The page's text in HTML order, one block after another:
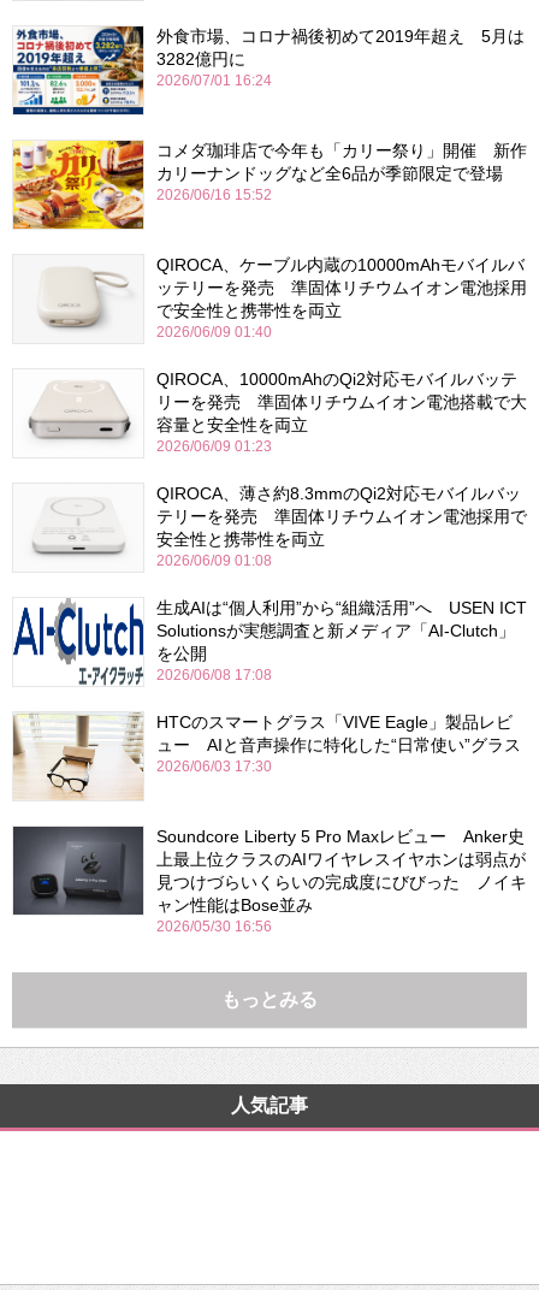
外食市場、コロナ禍後初めて2019年超え 5月は
3282億円に
2026/07/01 16:24
コメダ珈琲店で今年も「カリー祭り」開催 新作
カリーナンドッグなど全6品が季節限定で登場
2026/06/16 15:52
QIROCA、ケーブル内蔵の10000mAhモバイルバ
ッテリーを発売 準固体リチウムイオン電池採用
で安全性と携帯性を両立
2026/06/09 01:40
QIROCA、10000mAhのQi2対応モバイルバッテ
リーを発売 準固体リチウムイオン電池搭載で大
容量と安全性を両立
2026/06/09 01:23
QIROCA、薄さ約8.3mmのQi2対応モバイルバッ
テリーを発売 準固体リチウムイオン電池採用で
安全性と携帯性を両立
2026/06/09 01:08
生成AIは“個人利用”から“組織活用”へ USEN ICT
Solutionsが実態調査と新メディア「AI-Clutch」
を公開
2026/06/08 17:08
HTCのスマートグラス「VIVE Eagle」製品レビ
ュー AIと音声操作に特化した“日常使い”グラス
2026/06/03 17:30
Soundcore Liberty 5 Pro Maxレビュー Anker史
上最上位クラスのAIワイヤレスイヤホンは弱点が
見つけづらいくらいの完成度にびびった ノイキ
ャン性能はBose並み
2026/05/30 16:56
もっとみる
人気記事